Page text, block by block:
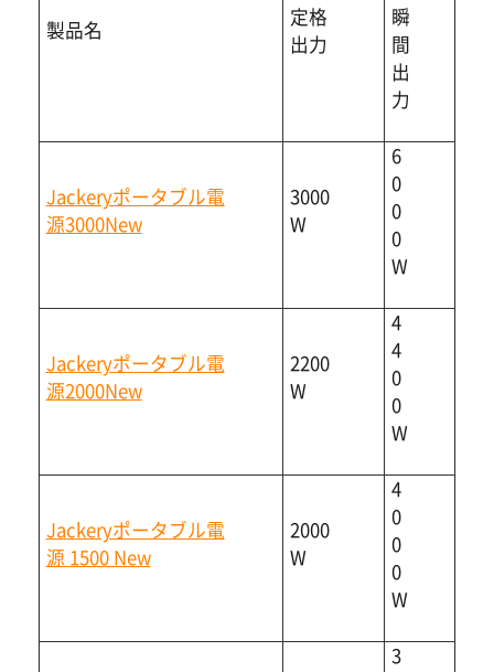
製品名
定格
出力
瞬
間
出
力
Jackeryポータブル電
源3000New
3000
W
6
0
0
0
W
Jackeryポータブル電
源2000New
2200
W
4
4
0
0
W
Jackeryポータブル電
源 1500 New
2000
W
4
0
0
0
W
3